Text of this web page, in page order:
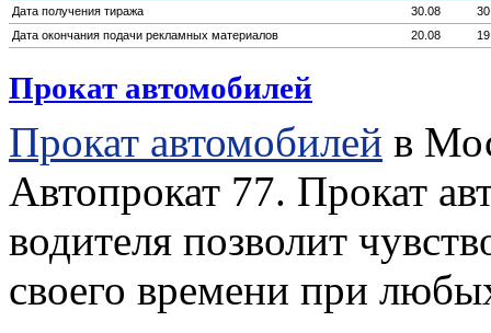
Дата получения тиража
30.08
Дата окончания подачи рекламных материалов
20.08
Прокат автомобилей
Прокат автомобилей в
Автопрокат 77. Прокат
водителя позволит
своего времени при